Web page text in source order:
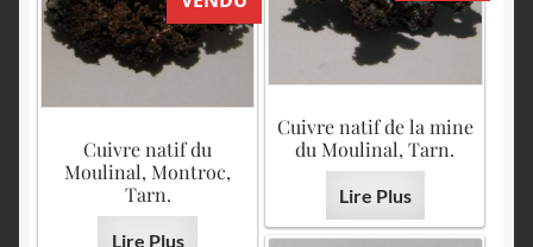
Cuivre natif de la mine
du Moulinal, Tarn.
Lire Plus
Cuivre natif du
Moulinal, Montroc,
Tarn.
Lire Plus